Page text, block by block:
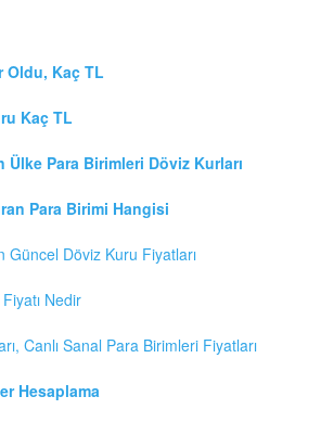
Oldu, Kaç TL
Kaç TL
Ülke Para Birimleri Döviz Kurları
Para Birimi Hangisi
Güncel Döviz Kuru Fiyatları
Fiyatı Nedir
Canlı Sanal Para Birimleri Fiyatları
Hesaplama